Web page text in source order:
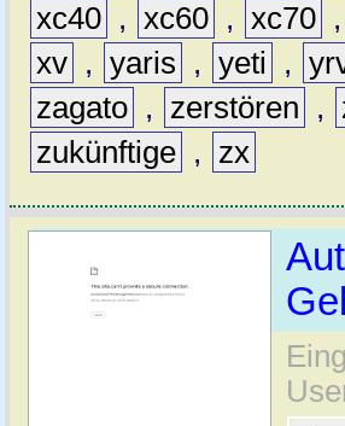
xc40 , xc60 , xc70 ,
xv , yaris , yeti ,
zagato , zerstören ,
zukünftige , zx